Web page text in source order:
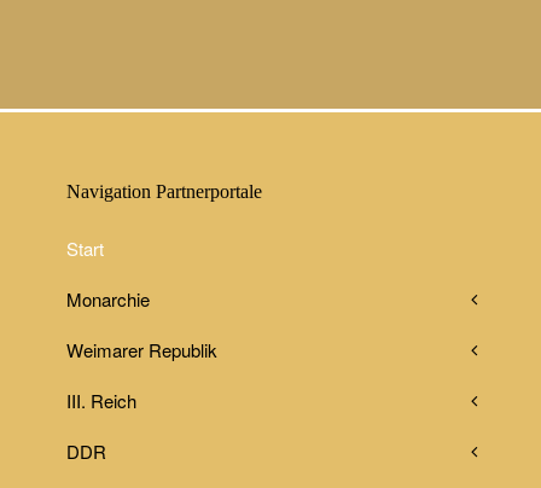
Navigation Partnerportale
Start
Monarchie
Weimarer Republik
III. Reich
DDR